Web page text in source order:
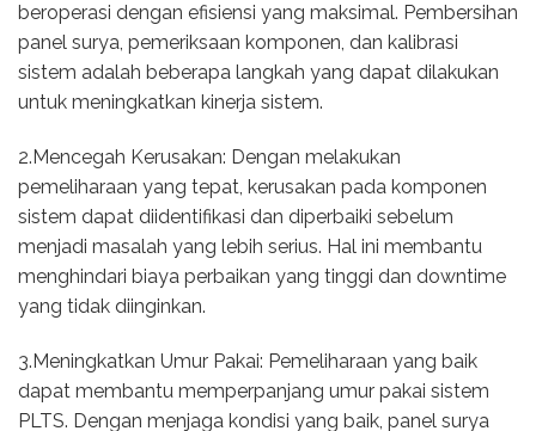
beroperasi dengan efisiensi yang maksimal. Pembersihan
panel surya, pemeriksaan komponen, dan kalibrasi
sistem adalah beberapa langkah yang dapat dilakukan
untuk meningkatkan kinerja sistem.
2.Mencegah Kerusakan: Dengan melakukan
pemeliharaan yang tepat, kerusakan pada komponen
sistem dapat diidentifikasi dan diperbaiki sebelum
menjadi masalah yang lebih serius. Hal ini membantu
menghindari biaya perbaikan yang tinggi dan downtime
yang tidak diinginkan.
3.Meningkatkan Umur Pakai: Pemeliharaan yang baik
dapat membantu memperpanjang umur pakai sistem
PLTS. Dengan menjaga kondisi yang baik, panel surya